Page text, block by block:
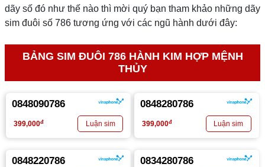
dãy số đó như thế nào thì mời quý bạn tham khảo những dãy
sim đuôi số 786 tương ứng với các ngũ hành dưới đây:
BẢNG SIM ĐUÔI 786 HÀNH KIM HỢP MỆNH
THỦY
0848090786
399,000đ
0848280786
399,000đ
0848220786 0834280786